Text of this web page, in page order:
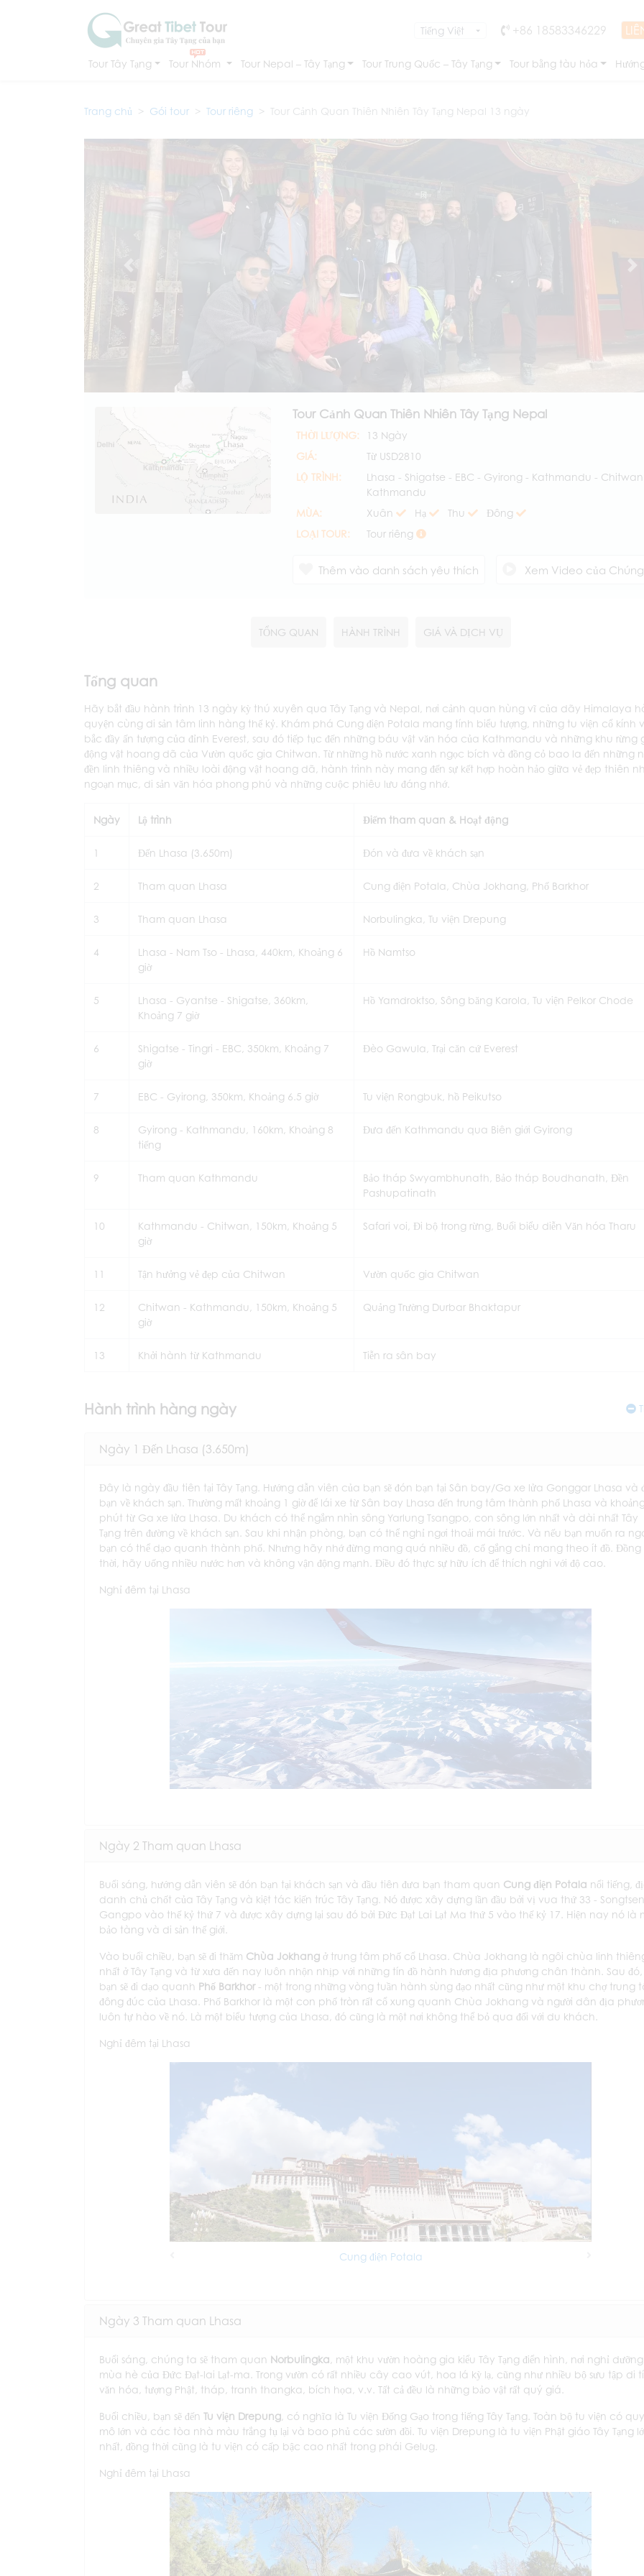
+86 18583346229
Tour Tây Tạng Tour Nhóm Tour Nepal – Tây Tạng Tour Trung Quốc – Tây Tạng Tour bằng tàu hỏa
Trang chủ Gói tour Tour riêng Tour Cảnh Quan Thiên Nhiên Tây Tạng Nepal 13 ngày
Tour Cảnh Quan Thiên Nhiên Tây Tạng Nepal
THỜI LƯỢNG:
13 Ngày
GIÁ:
Từ USD2810
LỘ TRÌNH:
Lhasa - Shigatse - EBC - Gyirong - Kathmandu -
Kathmandu
MÙA:
Xuân Hạ Thu
Đông
LOẠI TOUR:
Tour riêng
Thêm vào danh sách yêu thích Xem Video của Chúng tôi
TỔNG QUAN HÀNH TRÌNH GIÁ VÀ DỊCH VỤ
Tổng quan
Hãy bắt đầu hành trình 13 ngày kỳ thú xuyên qua Tây Tạng và Nepal, nơi cảnh quan hùng vĩ của dãy Himalaya
quyện cùng di sản tâm linh hàng thế kỷ. Khám phá Cung điện Potala mang tính biểu tượng, những tu viện cổ kính
bắc đầy ấn tượng của đỉnh Everest, sau đó tiếp tục đến những báu vật văn hóa của Kathmandu và những khu rừng
động vật hoang dã của Vườn quốc gia Chitwan. Từ những hồ nước xanh ngọc bích và đồng cỏ bao la đến những
đền linh thiêng và nhiều loài động vật hoang dã, hành trình này mang đến sự kết hợp hoàn hảo giữa vẻ đẹp thiên
ngoạn mục, di sản văn hóa phong phú và những cuộc phiêu lưu đáng nhớ.
Ngày Lộ trình Điểm tham quan & Hoạt động
1 Đến Lhasa (3.650m) Đón và đưa về khách sạn
2 Tham quan Lhasa Cung điện Potala, Chùa Jokhang, Phố Barkhor
3 Tham quan Lhasa Norbulingka, Tu viện Drepung
4
Lhasa - Nam Tso - Lhasa, 440km, Khoảng 6
giờ
Hồ Namtso
5
Lhasa - Gyantse - Shigatse, 360km,
Khoảng 7 giờ
Hồ Yamdroktso, Sông băng Karola, Tu viện Pelkor Chode
6
Shigatse - Tingri - EBC, 350km, Khoảng 7
giờ
Đèo Gawula, Trại căn cứ Everest
7 EBC - Gyirong, 350km, Khoảng 6.5 giờ Tu viện Rongbuk, hồ Peikutso
8
Gyirong - Kathmandu, 160km, Khoảng 8
tiếng
Đưa đến Kathmandu qua Biên giới Gyirong
9 Tham quan Kathmandu
Bảo tháp Swyambhunath, Bảo tháp Boudhanath, Đền
Pashupatinath
10
Kathmandu - Chitwan, 150km, Khoảng 5
giờ
Safari voi, Đi bộ trong rừng, Buổi biểu diễn Văn hóa Tharu
11 Tận hưởng vẻ đẹp của Chitwan Vườn quốc gia Chitwan
12
Chitwan - Kathmandu, 150km, Khoảng 5
giờ
Quảng Trường Durbar Bhaktapur
13 Khởi hành từ Kathmandu Tiễn ra sân bay
Hành trình hàng ngày
Ngày 1 Đến Lhasa (3.650m)
Đây là ngày đầu tiên tại Tây Tạng. Hướng dẫn viên của bạn sẽ đón bạn tại Sân bay/Ga xe lửa Gonggar Lhasa và
bạn về khách sạn. Thường mất khoảng 1 giờ để lái xe từ Sân bay Lhasa đến trung tâm thành phố Lhasa và
phút từ Ga xe lửa Lhasa. Du khách có thể ngắm nhìn sông Yarlung Tsangpo, con sông lớn nhất và dài nhất Tây
Tạng trên đường về khách sạn. Sau khi nhận phòng, bạn có thể nghỉ ngơi thoải mái trước. Và nếu bạn muốn ra
bạn có thể dạo quanh thành phố. Nhưng hãy nhớ đừng mang quá nhiều đồ, cố gắng chỉ mang theo ít đồ. Đồng
thời, hãy uống nhiều nước hơn và không vận động mạnh. Điều đó thực sự hữu ích để thích nghi với độ cao.
Nghỉ đêm tại Lhasa
Ngày 2 Tham quan Lhasa
Buổi sáng, hướng dẫn viên sẽ đón bạn tại khách sạn và đầu tiên đưa bạn tham quan Cung điện Potala nổi tiếng,
danh chủ chốt của Tây Tạng và kiệt tác kiến trúc Tây Tạng. Nó được xây dựng lần đầu bởi vị vua thứ 33 - Songtsen
Gangpo vào thế kỷ thứ 7 và được xây dựng lại sau đó bởi Đức Đạt Lai Lạt Ma thứ 5 vào thế kỷ 17. Hiện nay nó là
bảo tàng và di sản thế giới.
Vào buổi chiều, bạn sẽ đi thăm Chùa Jokhang ở trung tâm phố cổ Lhasa. Chùa Jokhang là ngôi chùa linh
nhất ở Tây Tạng và từ xưa đến nay luôn nhộn nhịp với những tín đồ hành hương địa phương chân thành. Sau đó,
bạn sẽ đi dạo quanh Phố Barkhor- một trong những vòng tuần hành sùng đạo nhất cũng như một khu chợ trung
đông đúc của Lhasa. Phố Barkhor là một con phố tròn rất cổ xung quanh Chùa Jokhang và người dân địa
luôn tự hào về nó. Là một biểu tượng của Lhasa, đó cũng là một nơi không thể bỏ qua đối với du khách.
Nghỉ đêm tại Lhasa
Cung điện Potala
Ngày 3 Tham quan Lhasa
Buổi sáng, chúng ta sẽ tham quan Norbulingka, một khu vườn hoàng gia kiểu Tây Tạng điển hình, nơi nghỉ dưỡng
mùa hè của Đức Đạt-lai Lạt-ma. Trong vườn có rất nhiều cây cao vút, hoa lá kỳ lạ, cũng như nhiều bộ sưu tập di
văn hóa, tượng Phật, tháp, tranh thangka, bích họa, v.v. Tất cả đều là những bảo vật rất quý giá.
Buổi chiều, bạn sẽ đến Tu viện Drepung, có nghĩa là Tu viện Đống Gạo trong tiếng Tây Tạng. Toàn bộ tu viện có quy
mô lớn và các tòa nhà màu trắng tụ lại và bao phủ các sườn đồi. Tu viện Drepung là tu viện Phật giáo Tây Tạng
nhất, đồng thời cũng là tu viện có cấp bậc cao nhất trong phái Gelug.
Nghỉ đêm tại Lhasa